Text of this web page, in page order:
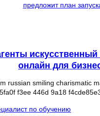
предложит план
искусственный
онлайн для